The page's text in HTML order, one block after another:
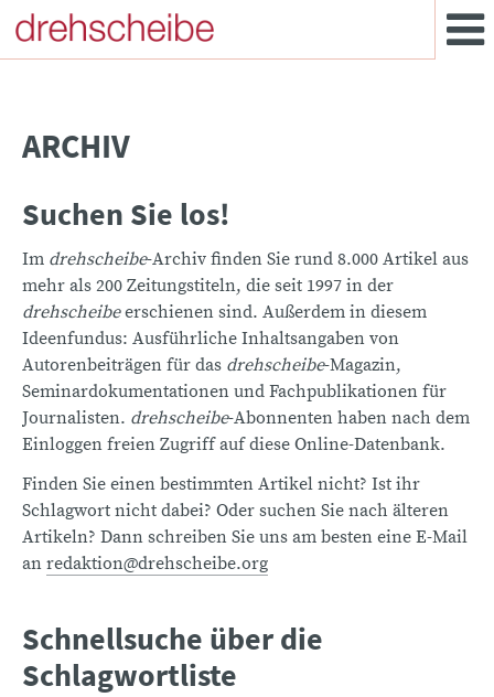
ARCHIV
Suchen Sie los!
Im drehscheibe-Archiv finden Sie rund 8.000 Artikel aus
mehr als 200 Zeitungstiteln, die seit 1997 in der
drehscheibeerschienen sind. Außerdem in diesem
Ideenfundus: Ausführliche Inhaltsangaben von
Autorenbeiträgen für das drehscheibe-Magazin,
Seminardokumentationen und Fachpublikationen für
Journalisten. drehscheibe-Abonnenten haben nach dem
Einloggen freien Zugriff auf diese Online-Datenbank.
Finden Sie einen bestimmten Artikel nicht? Ist ihr
Schlagwort nicht dabei? Oder suchen Sie nach älteren
Artikeln? Dann schreiben Sie uns am besten eine E-Mail
an redaktion@drehscheibe.org
Schnellsuche über die
Schlagwortliste